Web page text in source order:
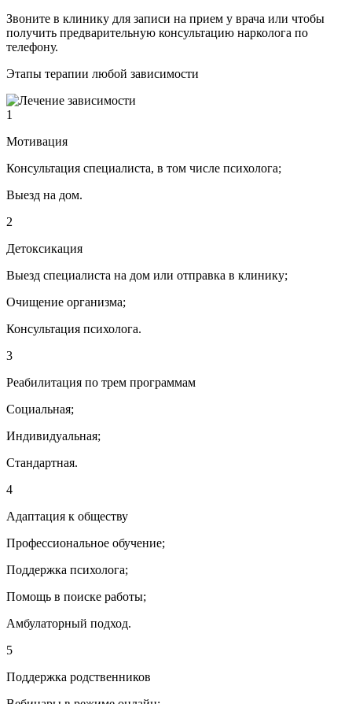
Звоните в клинику для записи на прием у врача или чтобы
получить предварительную консультацию нарколога по
телефону.
Этапы терапии любой зависимости
1
Мотивация
Консультация специалиста, в том числе психолога;
Выезд на дом.
2
Детоксикация
Выезд специалиста на дом или отправка в клинику;
Очищение организма;
Консультация психолога.
3
Реабилитация по трем программам
Социальная;
Индивидуальная;
Стандартная.
4
Адаптация к обществу
Профессиональное обучение;
Поддержка психолога;
Помощь в поиске работы;
Амбулаторный подход.
5
Поддержка родственников